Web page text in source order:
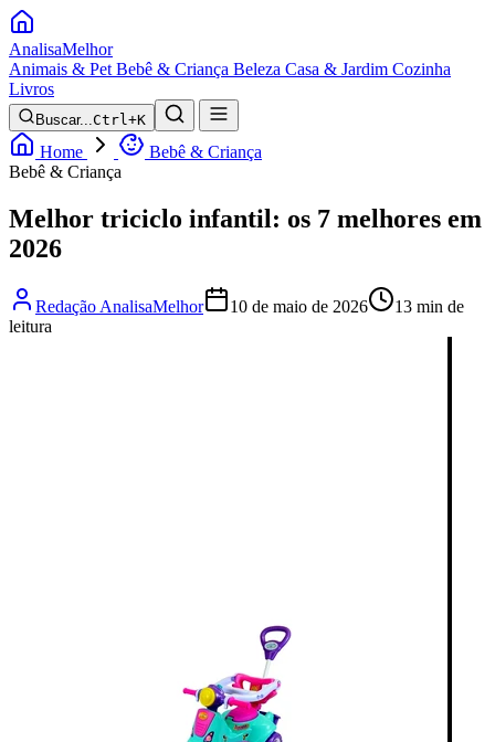
AnalisaMelhor
Animais & Pet Bebê & Criança Beleza Casa & Jardim Cozinha
Livros
Buscar...Ctrl+K
Home
Bebê & Criança
Bebê & Criança
Melhor triciclo infantil: os 7 melhores em
2026
Redação AnalisaMelhor 10 de maio de 2026
13 min de
leitura